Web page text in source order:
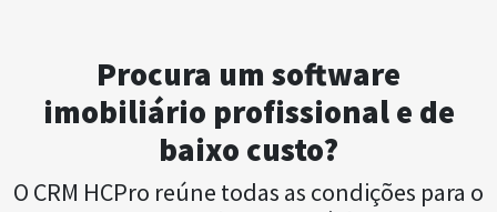
Procura um software
imobiliário profissional e de
baixo custo?
O CRM HCPro reúne todas as condições para o